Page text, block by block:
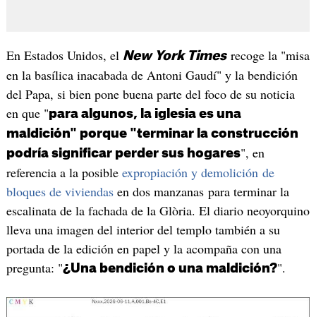
En Estados Unidos, el New York Timesrecoge la "misa
en la basílica inacabada de Antoni Gaudí" y la bendición
del Papa, si bien pone buena parte del foco de su noticia
en que "para algunos, la iglesia es una
maldición" porque "terminar la construcción
podría significar perder sus hogares", en
referencia a la posible expropiación y demolición de
bloques de viviendasen dos manzanas para terminar la
escalinata de la fachada de la Glòria. El diario neoyorquino
lleva una imagen del interior del templo también a su
portada de la edición en papel y la acompaña con una
pregunta: "¿Una bendición o una maldición?".